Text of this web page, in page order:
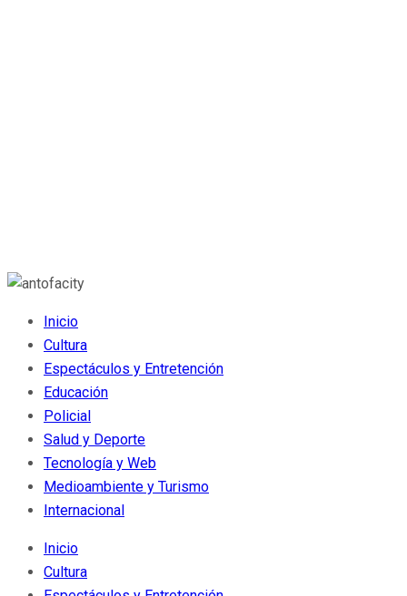
Inicio
Cultura
Espectáculos y Entretención
Educación
Policial
Salud y Deporte
Tecnología y Web
Medioambiente y Turismo
Internacional
Inicio
Cultura